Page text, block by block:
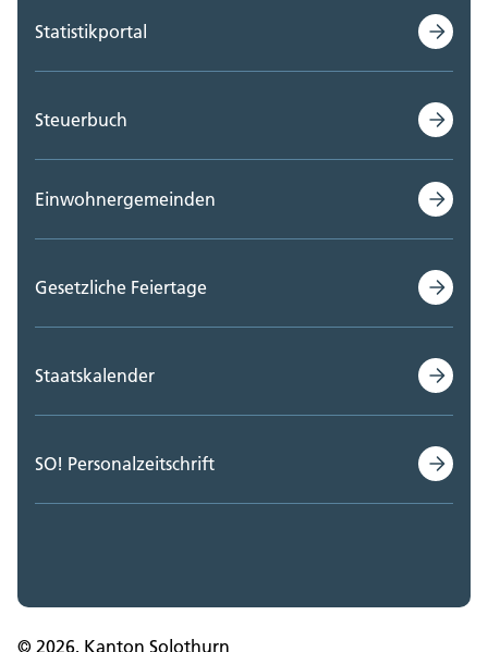
Statistikportal
Steuerbuch
Einwohnergemeinden
Gesetzliche Feiertage
Staatskalender
SO! Personalzeitschrift
© 2026, Kanton Solothurn